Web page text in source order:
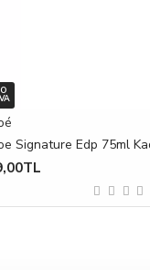
Signature Edp 75ml